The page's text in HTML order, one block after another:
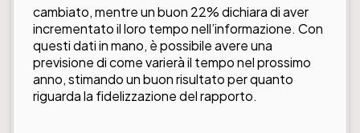
cambiato, mentre un buon 22% dichiara di aver
incrementato il loro tempo nell’informazione. Con
questi dati in mano, è possibile avere una
previsione di come varierà il tempo nel prossimo
anno, stimando un buon risultato per quanto
riguarda la fidelizzazione del rapporto.